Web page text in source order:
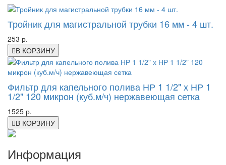
Тройник для магистральной трубки 16 мм - 4 шт.
253 р.
В КОРЗИНУ
Фильтр для капельного полива НР 1 1/2" х НР 1
1/2" 120 микрон (куб.м/ч) нержавеющая сетка
1525 р.
В КОРЗИНУ
Информация